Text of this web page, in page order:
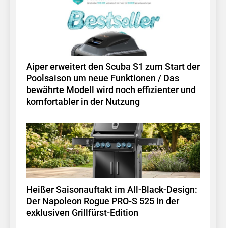
Aiper erweitert den Scuba S1 zum Start der
Poolsaison um neue Funktionen / Das
bewährte Modell wird noch effizienter und
komfortabler in der Nutzung
Heißer Saisonauftakt im All-Black-Design:
Der Napoleon Rogue PRO-S 525 in der
exklusiven Grillfürst-Edition